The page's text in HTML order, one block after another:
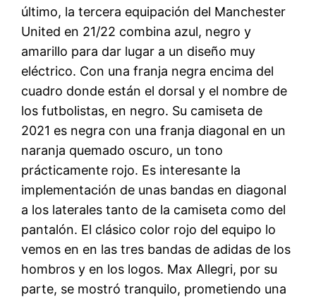
último, la tercera equipación del Manchester
United en 21/22 combina azul, negro y
amarillo para dar lugar a un diseño muy
eléctrico. Con una franja negra encima del
cuadro donde están el dorsal y el nombre de
los futbolistas, en negro. Su camiseta de
2021 es negra con una franja diagonal en un
naranja quemado oscuro, un tono
prácticamente rojo. Es interesante la
implementación de unas bandas en diagonal
a los laterales tanto de la camiseta como del
pantalón. El clásico color rojo del equipo lo
vemos en en las tres bandas de adidas de los
hombros y en los logos. Max Allegri, por su
parte, se mostró tranquilo, prometiendo una